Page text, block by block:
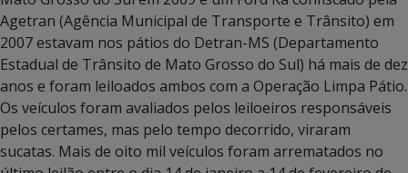
Agetran (Agência Municipal de Transporte e Trânsito) em
2007 estavam nos pátios do Detran-MS (Departamento
Estadual de Trânsito de Mato Grosso do Sul) há mais de dez
anos e foram leiloados ambos com a Operação Limpa Pátio.
Os veículos foram avaliados pelos leiloeiros responsáveis
pelos certames, mas pelo tempo decorrido, viraram
sucatas. Mais de oito mil veículos foram arrematados no